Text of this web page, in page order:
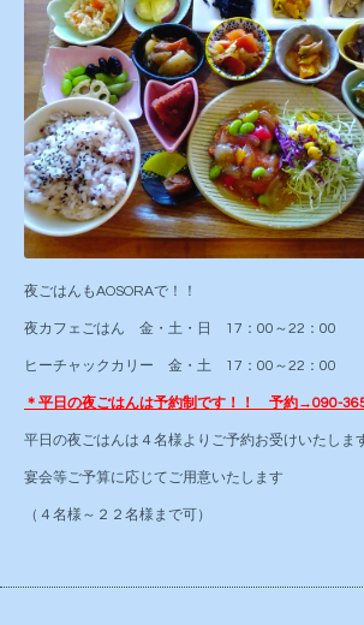
夜ごはんもAOSORAで！！
夜カフェごはん 金・土・日 17：00～22：00
ヒーチャックカリー 金・土 17：00～22：00
＊平日の夜ごはんは予約制です！！ 予約→090-
平日の夜ごはんは４名様よりご予約お受けいたしま
宴会等ご予算に応じてご用意いたします
（４名様～２２名様まで可）